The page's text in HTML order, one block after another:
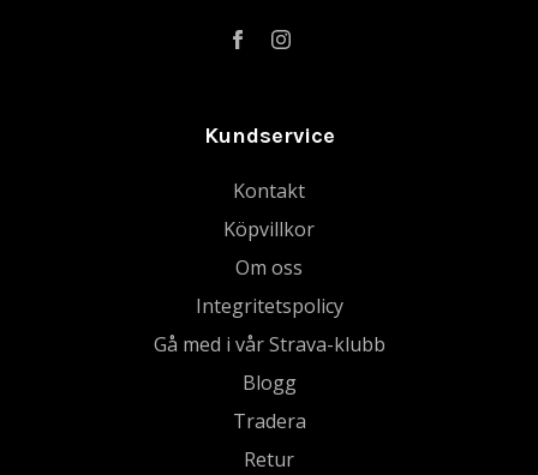
Kundservice
Kontakt
Köpvillkor
Om oss
Integritetspolicy
Gå med i vår Strava-klubb
Blogg
Tradera
Retur